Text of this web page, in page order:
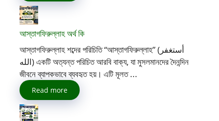
আস্তাগফিরুল্লাহ অর্থ কি
আস্তাগফিরুল্লাহ শব্দের পরিচিতি “আস্তাগফিরুল্লাহ” (أستغفر
الله) একটি অত্যন্ত পরিচিত আরবি বাক্য, যা মুসলমানদের দৈনন্দিন
জীবনে ব্যাপকভাবে ব্যবহৃত হয়। এটি মূলত ...
Read more